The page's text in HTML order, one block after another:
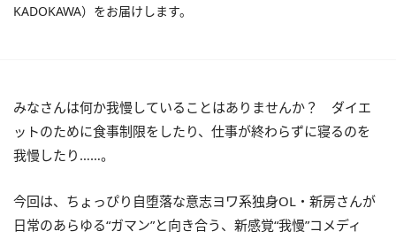
KADOKAWA）をお届けします。
みなさんは何か我慢していることはありませんか？ ダイエ
ットのために食事制限をしたり、仕事が終わらずに寝るのを
我慢したり……。
今回は、ちょっぴり自堕落な意志ヨワ系独身OL・ 新房さんが
日常のあらゆる“ガマン”と向き合う、新感覚“我慢”コメディ